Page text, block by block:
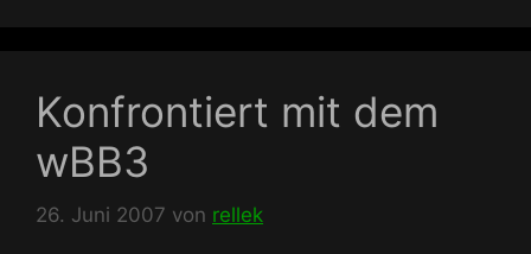
Konfrontiert mit dem
wBB3
26. Juni 2007 von rellek